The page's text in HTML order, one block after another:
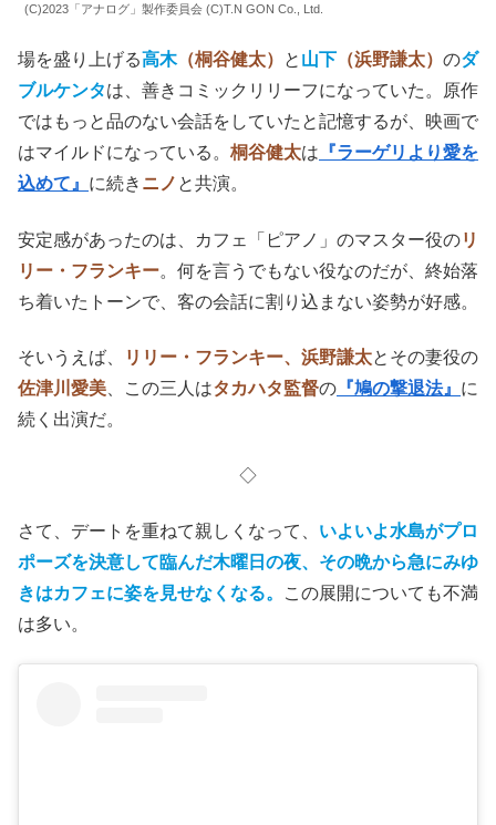
(C)2023「アナログ」製作委員会 (C)T.N GON Co., Ltd.
場を盛り上げる高木（桐谷健太） と 山下 （浜野謙太） のダ
ブルケンタは、善きコミックリリーフになっていた。原作
ではもっと品のない会話をしていたと記憶するが、映画で
はマイルドになっている。 桐谷健太は 『ラーゲリより愛を
込めて』 に続き ニノ と共演。
安定感があったのは、カフェ「ピアノ」のマスター役のリ
リー・フランキー。何を言うでもない役なのだが、終始落
ち着いたトーンで、客の会話に割り込まない姿勢が好感。
そいうえば、 リリー・フランキー、浜野謙太とその妻役の
佐津川愛美 、この三人はタカハタ監督の 『鳩の撃退法』 に
続く出演だ。
◇
さて、デートを重ねて親しくなって、 いよいよ水島がプロ
ポーズを決意して臨んだ木曜日の夜、その晩から急にみゆ
きはカフェに姿を見せなくなる。
この展開についても不満
は多い。